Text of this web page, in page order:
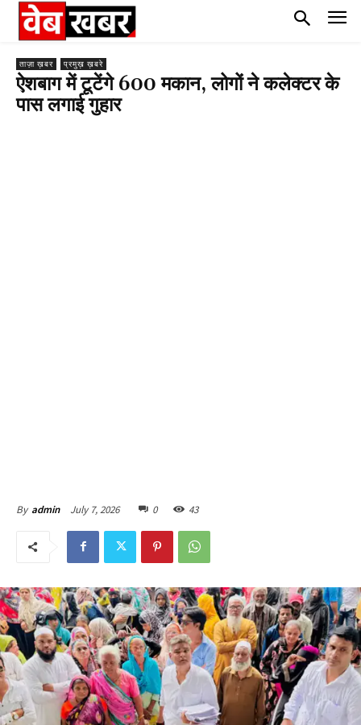
ताज़ा ख़बर प्रमुख़ ख़बरे
ऐशबाग में टूटेंगे 600 मकान, लोगों ने कलेक्टर के
पास लगाई गुहार
By admin July 7, 2026 0 43